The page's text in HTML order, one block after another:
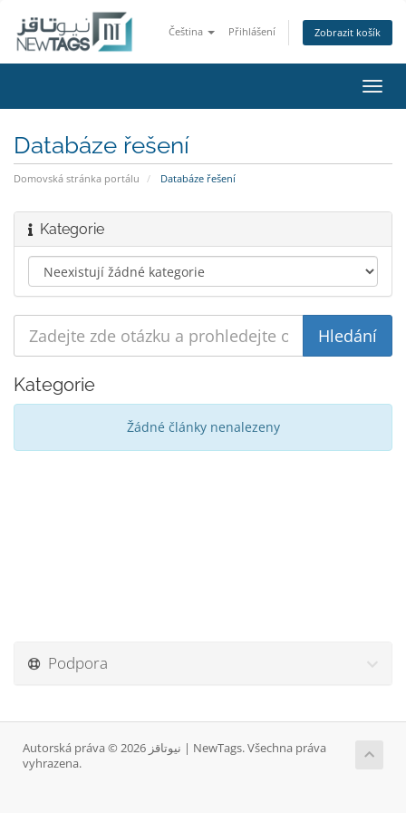
Čeština Přihlášení Zobrazit košík
Databáze řešení
Domovská stránka portálu Databáze řešení
Kategorie
Kategorie
Žádné články nenalezeny
Podpora
Autorská práva © 2026 نيوتاقز | NewTags. Všechna práva
vyhrazena.